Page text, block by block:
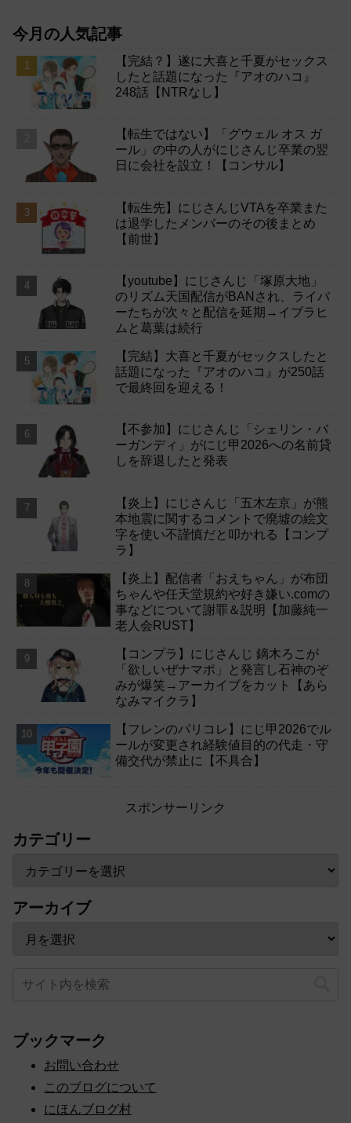
今月の人気記事
【完結？】遂に大喜と千夏がセックス
したと話題になった『アオのハコ』
248話【NTRなし】
【転生ではない】「グウェル オス ガ
ール」の中の人がにじさんじ卒業の翌
日に会社を設立！【コンサル】
【転生先】にじさんじVTAを卒業また
は退学したメンバーのその後まとめ
【前世】
【youtube】にじさんじ「塚原大地」
のリズム天国配信がBANされ、ライバ
ーたちが次々と配信を延期→イブラヒ
ムと葛葉は続行
【完結】大喜と千夏がセックスしたと
話題になった『アオのハコ』が250話
で最終回を迎える！
【不参加】にじさんじ「シェリン・バ
ーガンディ」がにじ甲2026への名前貸
しを辞退したと発表
【炎上】にじさんじ「五木左京」が熊
本地震に関するコメントで廃墟の絵文
字を使い不謹慎だと叩かれる【コンプ
ラ】
【炎上】配信者「おえちゃん」が布団
ちゃんや任天堂規約や好き嫌い.comの
事などについて謝罪＆説明【加藤純一
老人会RUST】
【コンプラ】にじさんじ 鏑木ろこが
「欲しいぜナマポ」と発言し石神のぞ
みが爆笑→アーカイブをカット【あら
なみマイクラ】
【フレンのパリコレ】にじ甲2026でル
ールが変更され経験値目的の代走・守
備交代が禁止に【不具合】
スポンサーリンク
カテゴリー
アーカイブ
ブックマーク
お問い合わせ
このブログについて
にほんブログ村